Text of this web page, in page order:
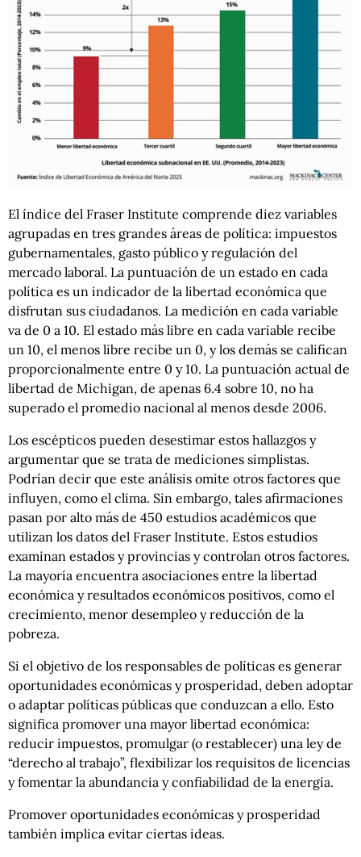
El índice del Fraser Institute comprende diez variables
agrupadas en tres grandes áreas de política: impuestos
gubernamentales, gasto público y regulación del
mercado laboral. La puntuación de un estado en cada
política es un indicador de la libertad económica que
disfrutan sus ciudadanos. La medición en cada variable
va de 0 a 10. El estado más libre en cada variable recibe
un 10, el menos libre recibe un 0, y los demás se califican
proporcionalmente entre 0 y 10. La puntuación actual de
libertad de Michigan, de apenas 6.4 sobre 10, no ha
superado el promedio nacional al menos desde 2006.
Los escépticos pueden desestimar estos hallazgos y
argumentar que se trata de mediciones simplistas.
Podrían decir que este análisis omite otros factores que
influyen, como el clima. Sin embargo, tales afirmaciones
pasan por alto más de 450 estudios académicos que
utilizan los datos del Fraser Institute. Estos estudios
examinan estados y provincias y controlan otros factores.
La mayoría encuentra asociaciones entre la libertad
económica y resultados económicos positivos, como el
crecimiento, menor desempleo y reducción de la
pobreza.
Si el objetivo de los responsables de políticas es generar
oportunidades económicas y prosperidad, deben adoptar
o adaptar políticas públicas que conduzcan a ello. Esto
significa promover una mayor libertad económica:
reducir impuestos, promulgar (o restablecer) una ley de
“derecho al trabajo”, flexibilizar los requisitos de licencias
y fomentar la abundancia y confiabilidad de la energía.
Promover oportunidades económicas y prosperidad
también implica evitar ciertas ideas.